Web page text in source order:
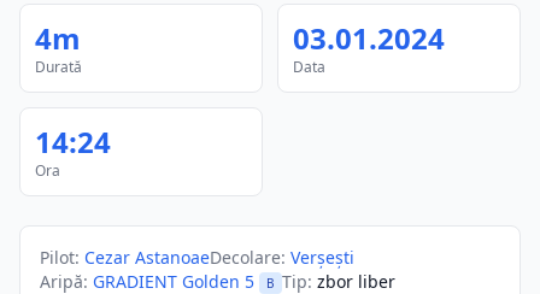
4m
Durată
03.01.2024
Data
14:24
Ora
Pilot: Cezar AstanoaeDecolare: Verșești
Aripă: GRADIENT Golden 5 B Tip: zbor liber